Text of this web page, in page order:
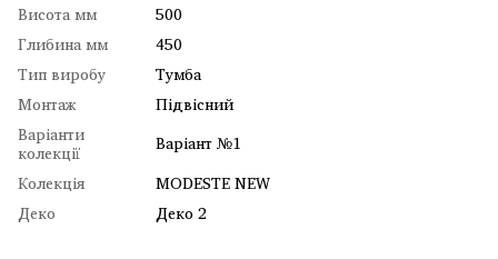
Висота мм
500
Глибина мм
450
Тип виробу
Тумба
Монтаж
Підвісний
Варіанти
колекції
Варіант №1
Колекція
MODESTE NEW
Деко
Деко 2